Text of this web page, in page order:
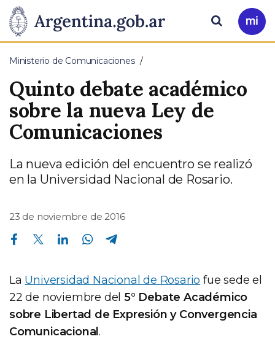
Presidencia
de
la
Nación
Pasar al contenido principal
Ir
a
Buscar
Ministerio de Comunicaciones
Quinto debate académico
sobre la nueva Ley de
Comunicaciones
La nueva edición del encuentro se realizó
en la Universidad Nacional de Rosario.
23 de noviembre de 2016
Compartir en Facebook Compartir en Twitter Compartir en Linkedin Compartir en Whatsapp
La Universidad Nacional de Rosario fue sede el
22 de noviembre del5° Debate Académico
sobre Libertad de Expresión y Convergencia
Comunicacional.